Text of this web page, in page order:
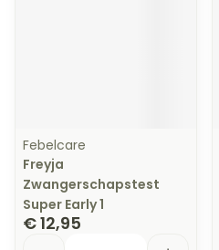
Febelcare
Freyja
Zwangerschapstest
Super Early 1
€ 12,95